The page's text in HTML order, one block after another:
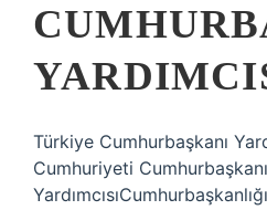
Türkiye Cumhurbaşkanı
Cumhuriyeti Cumhurbaşkanı